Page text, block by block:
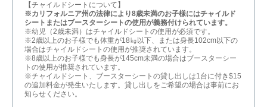
【チャイルドシートについて】
※カリフォルニア州の法律により8歳未満のお子様にはチャイルド
シートまたはブースターシートの使用が義務付けられています。
※幼児（2歳未満）はチャイルドシートの使用が必須です。
※2歳以上のお子様でも体重が18㎏以下、または身長102cm以下の
場合はチャイルドシートの使用が推奨されています。
※8歳以上のお子様でも身長が145cm未満の場合はブースターシー
トの使用が推奨されています。
※チャイルドシート、ブースターシートの貸し出しは1台に付き$15
の追加料金が発生いたします。貸し出しをご希望の場合は事前にお
知らせください。